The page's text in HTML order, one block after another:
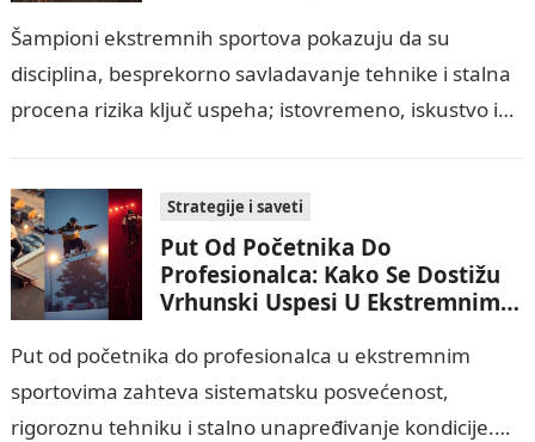
Šampioni ekstremnih sportova pokazuju da su
disciplina, besprekorno savladavanje tehnike i stalna
procena rizika ključ uspeha; istovremeno, iskustvo i
Strategije i saveti
Put Od Početnika Do
Profesionalca: Kako Se Dostižu
Vrhunski Uspesi U Ekstremnim
Put od početnika do profesionalca u ekstremnim
sportovima zahteva sistematsku posvećenost,
rigoroznu tehniku i stalno unapređivanje kondicije.